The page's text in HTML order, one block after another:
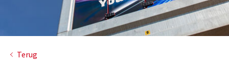
Terug